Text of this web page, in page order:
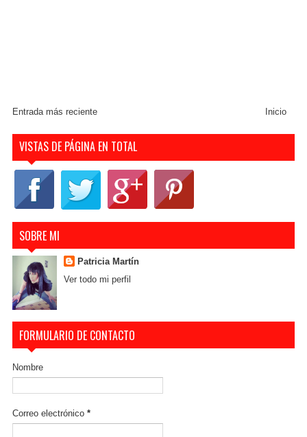
Entrada más reciente Inicio
VISTAS DE PÁGINA EN TOTAL
SOBRE MI
Patricia Martín
Ver todo mi perfil
FORMULARIO DE CONTACTO
Nombre
Correo electrónico *